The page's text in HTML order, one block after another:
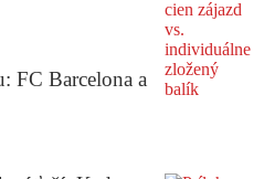
FC Barcelona a